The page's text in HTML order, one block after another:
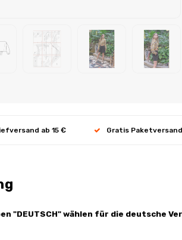
ab 15 € Gratis
"DEUTSCH" wählen für die deutsche